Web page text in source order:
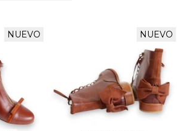
NUEVO NUEVO